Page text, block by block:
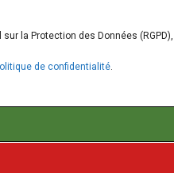
la Protection des Données
de confidentialité.